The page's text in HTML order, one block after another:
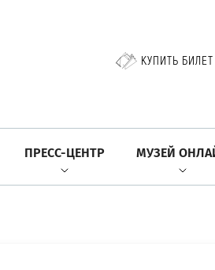
КУПИТЬ БИЛЕТ
ПРЕСС-ЦЕНТР МУЗЕЙ